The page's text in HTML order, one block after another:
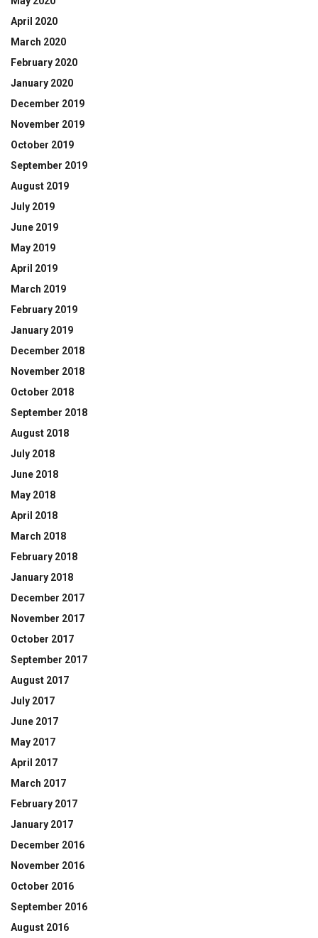
April 2020
March 2020
February 2020
January 2020
December 2019
November 2019
October 2019
September 2019
August 2019
July 2019
June 2019
May 2019
April 2019
March 2019
February 2019
January 2019
December 2018
November 2018
October 2018
September 2018
August 2018
July 2018
June 2018
May 2018
April 2018
March 2018
February 2018
January 2018
December 2017
November 2017
October 2017
September 2017
August 2017
July 2017
June 2017
May 2017
April 2017
March 2017
February 2017
January 2017
December 2016
November 2016
October 2016
September 2016
August 2016